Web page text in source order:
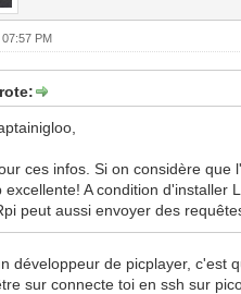
PM
ces infos. Si on considère
excellente! A condition d'installer
peut aussi envoyer des
développeur de picplayer, c'est
sur connecte toi en ssh sur